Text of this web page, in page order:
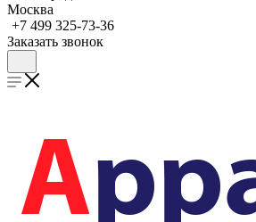
Москва
+7 499 325-73-36
Заказать звонок